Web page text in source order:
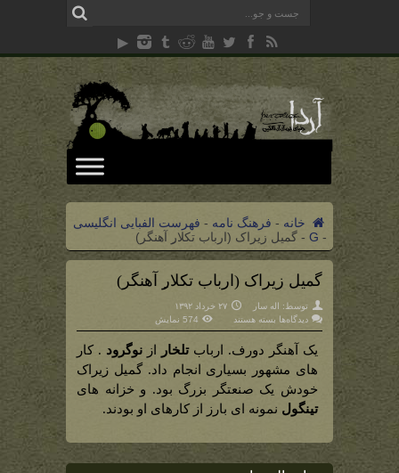
خانه - فرهنگ نامه - فهرست الفبایی انگلیسی
-
G
- گمیل زیراک (ارباب تکلار‍‍ِ آهنگر)
گمیل زیراک (ارباب تکلار‍‍ِ آهنگر)
توسط: اله سار
۲۷ خرداد ۱۳۹۲
دیدگاه‌ها برای
(ارباب
تکلار‍‍ِ
آهنگر)
بسته هستند 574 نمایش
یک آهنگر دورف. اربابتلخار از نوگرود . کار
های مشهور بسیاری انجام داد. گمیل زیراک
خودش یک صنعتگر بزرگ بود. و خزانه های
تینگول نمونه ای بارز از کارهای او بودند.